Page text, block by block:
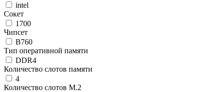
intel
Сокет
1700
Чипсет
B760
Тип оперативной памяти
DDR4
Количество слотов памяти
4
Количество слотов М.2